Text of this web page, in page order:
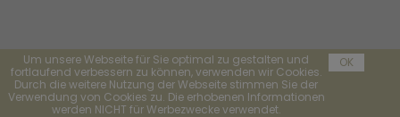
Um unsere Webseite für Sie optimal zu gestalten und
fortlaufend verbessern zu können, verwenden wir Cookies.
Durch die weitere Nutzung der Webseite stimmen Sie der
Verwendung von Cookies zu. Die erhobenen Informationen
werden NICHT für Werbezwecke verwendet.
OK